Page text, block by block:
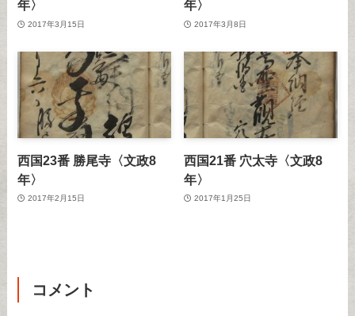
年〉
2017年3月15日
年〉
2017年3月8日
西国23番 勝尾寺〈文政8
年〉
2017年2月15日
西国21番 穴太寺〈文政8
年〉
2017年1月25日
コメント